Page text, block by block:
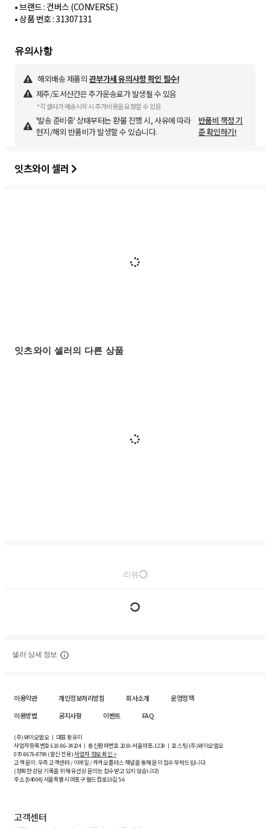
• 브랜드 : 컨버스 (CONVERSE)
• 상품 번호 : 31307131
유의사항
해외배송 제품의 관부가세 유의사항 확인 필수!
제주/도서산간은 추가운송료가 발생될 수 있음
*각 셀러가 배송시작 시 추가비용을 요청할 수 있음
'발송 준비중' 상태부터는 환불 진행 시, 사유에 따라
현지/해외 반품비가 발생할 수 있습니다.
반품비 책정 기
준 확인하기!
잇츠와이 셀러
잇츠와이 셀러의 다른 상품
리뷰
셀러 상세 정보
이용약관 개인정보처리방침 회사소개
운영정책
이용방법
공지사항 이벤트 FAQ
(주)와이오엘오 ㅣ 대표 황유미
사업자등록번호610-86-34204ㅣ 통신판매번호 2019-서울마포-1239 ㅣ 호스팅 (주)와이오엘오
070-8676-8799 (발신 전용)사업자 정보 확인 >
고객 문의: 우측 고객센터 / 이메일 / 카카오플러스 채널을 통해 문의 접수 부탁드립니다.
(정확한 상담 기록을 위해 유선상 문의는 접수받고 있지 않습니다)
주소 [04004] 서울특별시 마포구 월드컵로10길5-6
고객센터